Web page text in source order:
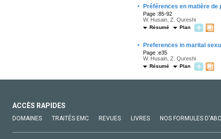
· Préférences en matière
Page :85-92
W. Husain, Z. Qureshi
Résumé Plan
· Preferences in marital
Page :e35
W. Husain, Z. Qureshi
Résumé Plan
ACCÈS RAPIDES
DOMAINES TRAITÉS EMC REVUES LIVRES NOS FORMULES